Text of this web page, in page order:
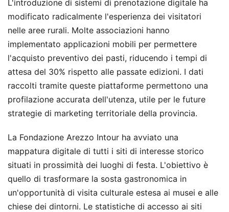
L'introduzione di sistemi di prenotazione digitale ha
modificato radicalmente l'esperienza dei visitatori
nelle aree rurali. Molte associazioni hanno
implementato applicazioni mobili per permettere
l'acquisto preventivo dei pasti, riducendo i tempi di
attesa del 30% rispetto alle passate edizioni. I dati
raccolti tramite queste piattaforme permettono una
profilazione accurata dell'utenza, utile per le future
strategie di marketing territoriale della provincia.
La Fondazione Arezzo Intour ha avviato una
mappatura digitale di tutti i siti di interesse storico
situati in prossimità dei luoghi di festa. L'obiettivo è
quello di trasformare la sosta gastronomica in
un'opportunità di visita culturale estesa ai musei e alle
chiese dei dintorni. Le statistiche di accesso ai siti